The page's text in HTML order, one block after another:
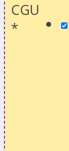
CGU
*